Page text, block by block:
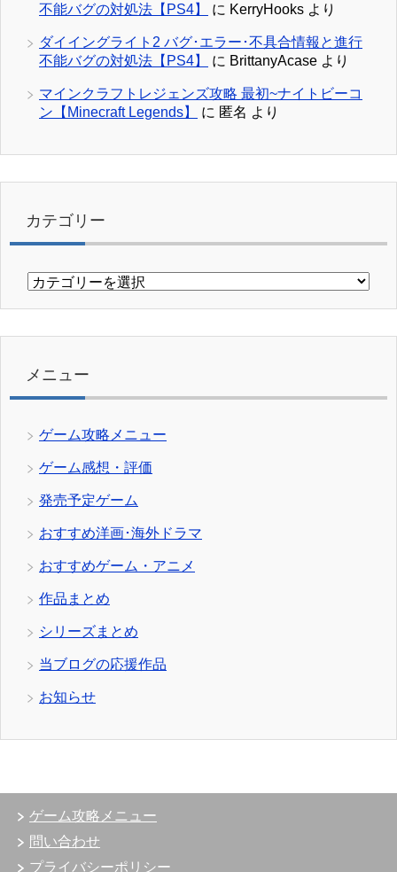
不能バグの対処法【PS4】
に KerryHooks より
ダイイングライト2 バグ･エラー･不具合情報と進行
不能バグの対処法【PS4】
に BrittanyAcase より
マインクラフトレジェンズ攻略 最初~ナイトビーコ
ン【Minecraft Legends】
に 匿名 より
カテゴリー
カ
リ
メニュー
ゲーム攻略メニュー
ゲーム感想・評価
発売予定ゲーム
おすすめ洋画･海外ドラマ
おすすめゲーム・アニメ
作品まとめ
シリーズまとめ
当ブログの応援作品
お知らせ
ゲーム攻略メニュー
問い合わせ
プライバシーポリシー